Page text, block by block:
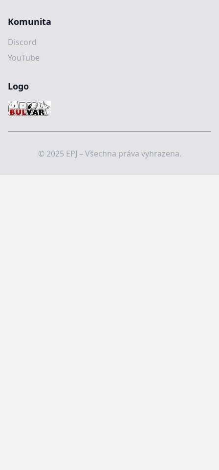
Komunita
Discord
YouTube
Logo
© 2025 EPJ – Všechna práva vyhrazena.